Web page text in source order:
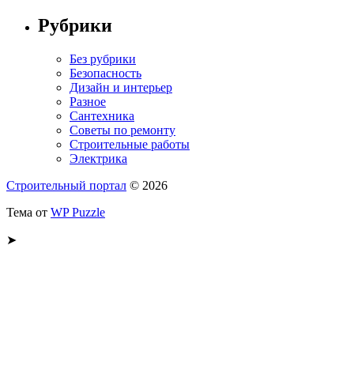
Рубрики
Без рубрики
Безопасность
Дизайн и интерьер
Разное
Сантехника
Советы по ремонту
Строительные работы
Электрика
Строительный портал © 2026
Тема от WP Puzzle
➤